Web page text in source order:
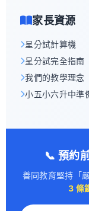
家長資源
呈分試計算機
呈分試完全指南
我們的教學理念
小五小六升中準
📞 預約
善同教育堅持「
3 條